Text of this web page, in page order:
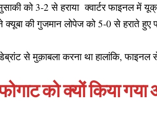
को 3-2 से हराया क्वार्टर फाइनल में
की गुजमान लोपेज को 5-0 से हराते हुए
से मुक़ाबला करना था हालांकि, फाइनल
को क्यों किया गया